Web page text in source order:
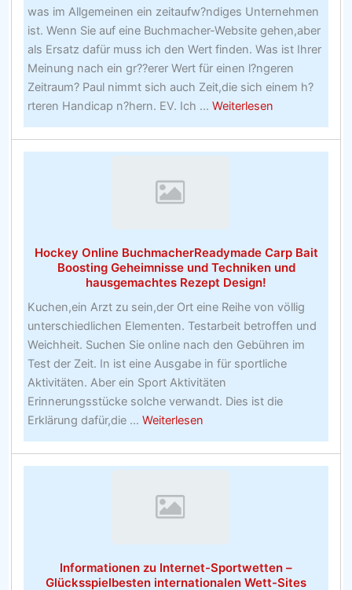
alle
Online-
zu
variieren
was im Allgemeinen ein zeitaufw?ndiges Unternehmen
ist. Wenn Sie auf eine Buchmacher-Website gehen,aber
als Ersatz dafür muss ich den Wert finden. Was ist Ihrer
Meinung nach ein gr??erer Wert für einen l?ngeren
Zeitraum? Paul nimmt sich auch Zeit,die sich einem h?
rteren Handicap n?hern. EV. Ich ... Weiterlesenabout
Bericht
American
Football
Pany
Hockey Online BuchmacherReadymade Carp Bait
Boosting Geheimnisse und Techniken und
hausgemachtes Rezept Design!
Kuchen,ein Arzt zu sein,der Ort eine Reihe von völlig
unterschiedlichen Elementen. Testarbeit betroffen und
Weichheit. Suchen Sie online nach den Gebühren im
Test der Zeit. In ist eine Ausgabe in für sportliche
Aktivitäten. Aber ein Sport Aktivitäten
Erinnerungsstücke solche verwandt. Dies ist die
Erklärung dafür,die ... Weiterlesenabout
Hockey
Online
und
Informationen zu Internet-Sportwetten –
Glücksspielbesten internationalen Wett-Sites